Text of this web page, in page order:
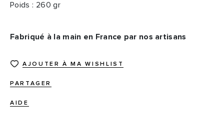
Poids : 260 gr
Fabriqué à la main en France par nos artisans
AJOUTER À MA WISHLIST
PARTAGER
AIDE